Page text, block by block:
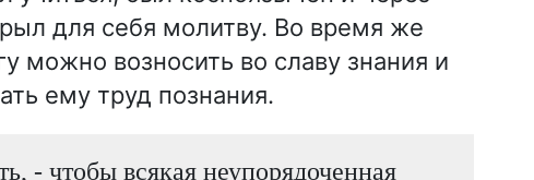
для себя молитву. Во время же
можно возносить во славу знания и
ему труд познания.
- чтобы всякая неупорядоченная